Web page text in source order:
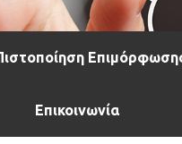
Επικοινωνία